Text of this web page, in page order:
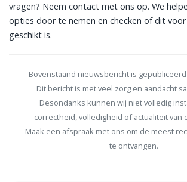
vragen? Neem contact met ons op. We
opties door te nemen en checken of dit
geschikt is.
Bovenstaand nieuwsbericht is gepubliceerd
Dit bericht is met veel zorg en aandacht
Desondanks kunnen wij niet volledig
correctheid, volledigheid of actualiteit van
Maak een afspraak met ons om de meest
te ontvangen.